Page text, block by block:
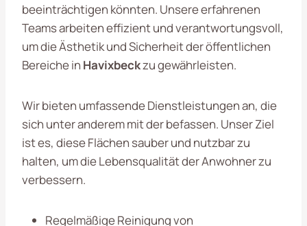
beeinträchtigen könnten. Unsere erfahrenen
Teams arbeiten effizient und verantwortungsvoll,
um die Ästhetik und Sicherheit der öffentlichen
Bereiche in Havixbeckzu gewährleisten.
Wir bieten umfassende Dienstleistungen an, die
sich unter anderem mit der befassen. Unser Ziel
ist es, diese Flächen sauber und nutzbar zu
halten, um die Lebensqualität der Anwohner zu
verbessern.
Regelmäßige Reinigung von